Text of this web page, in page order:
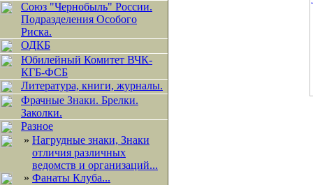
Союз "Чернобыль" России.
Подразделения Особого
Риска.
ОДКБ
Юбилейный Комитет ВЧК-
КГБ-ФСБ
Литература, книги, журналы.
Фрачные Знаки. Брелки.
Заколки.
Разное
» Нагрудные знаки, Знаки
отличия различных
ведомств и организаций...
» Фанаты Клуба...